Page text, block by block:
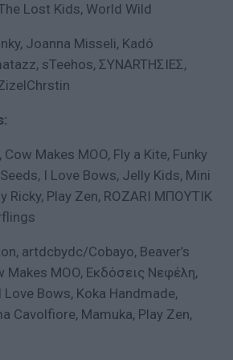
Lost Kids, World Wild
Joanna Misseli, Kadó
sTeehos, ΣΥΝARTΗΣΙΕΣ,
Cow Makes MOO, Fly a Kite, Funky
I Love Bows, Jelly Kids, Mini
Ricky, Play Zen, ROZARI ΜΠΟΥΤΙΚ
artdcbydc/Cobayo, Beaver’s
Makes MOO, Εκδόσεις Νεφέλη,
Bows, Koka Handmade,
Cavolfiore, Mamuka, Play Zen,